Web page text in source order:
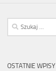
Szukaj:
OSTATNIE WPISY